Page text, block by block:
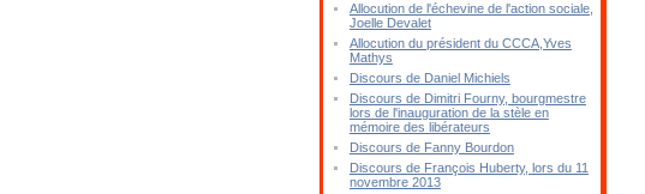
Allocution de l'échevine de l'action sociale,
Joelle Devalet
Allocution du président du CCCA,Yves
Mathys
Discours de Daniel Michiels
Discours de Dimitri Fourny, bourgmestre
lors de l'inauguration de la stèle en
mémoire des libérateurs
Discours de Fanny Bourdon
Discours de François Huberty, lors du 11
novembre 2013